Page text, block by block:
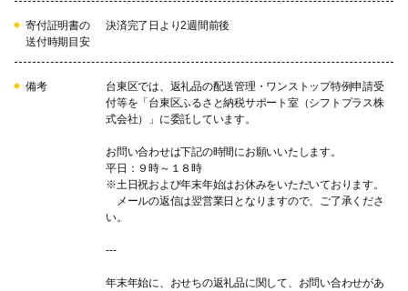
寄付証明書の
送付時期目安
決済完了日より2週間前後
備考
台東区では、返礼品の配送管理・ワンストップ特例申請受
付等を「台東区ふるさと納税サポート室（シフトプラス株
式会社）」に委託しています。
お問い合わせは下記の時間にお願いいたします。
平日：９時～１８時
※土日祝および年末年始はお休みをいただいております。
メールの返信は翌営業日となりますので、ご了承くださ
い。
---
年末年始に、おせちの返礼品に関して、お問い合わせがあ